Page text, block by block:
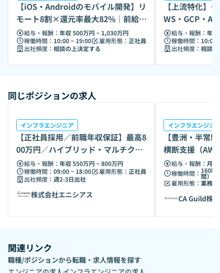
【iOS・Androidのモバイル開発】リ
モート8割×還元率最大82%｜前給保
証給与・報酬： 年収 500万円 ~ 1,030万円
稼働時間： 10:00 ~ 19:00 雇用形態： 正社員
出社頻度： 相談の上決定する
【上流特化】
WS・GCP・
業可給与・報酬： 年
稼働時間： 10:00
出社頻度： 相談
同じポジションの求人
インフラエンジニア
【正社員採用／前職年収保証】最高8
00万円／ハイブリッド・マルチクラ
ウドPJ推進
給与・報酬： 年収 550万円 ~ 800万円
稼働時間： 09:00 ~ 18:00 雇用形態： 正社員
出社頻度： 週2-3日出社
株式会社エニシアス
インフラエンジニ
【豊洲・半常
横断支援（
給与・報酬： 月
稼働時間： 160時
間）
雇用形態： 業務委
CA Guild株
関連リンク
職種/ポジションから転職・求人情報を探す